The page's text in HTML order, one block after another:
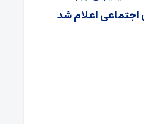
اجتماعی اعلام شد